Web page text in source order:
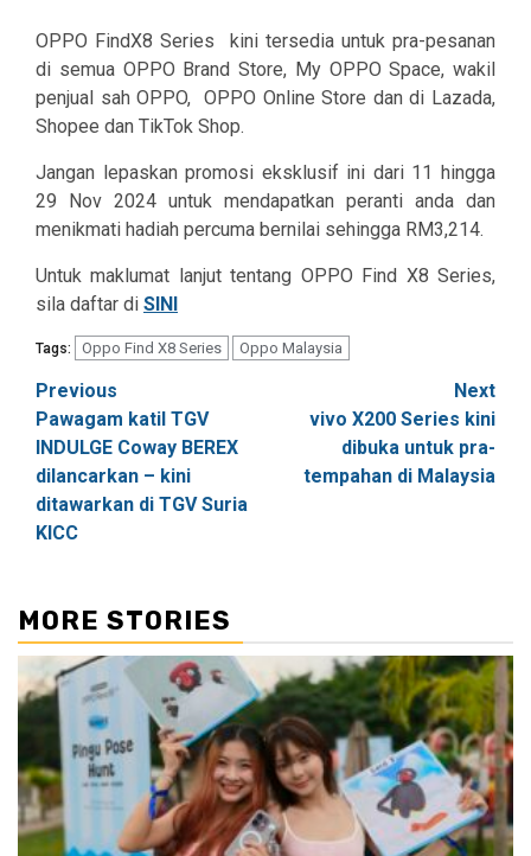
OPPO FindX8 Series kini tersedia untuk pra-pesanan
di semua OPPO Brand Store, My OPPO Space, wakil
penjual sah OPPO, OPPO Online Store dan di Lazada,
Shopee dan TikTok Shop.
Jangan lepaskan promosi eksklusif ini dari 11 hingga
29 Nov 2024 untuk mendapatkan peranti anda dan
menikmati hadiah percuma bernilai sehingga RM3,214.
Untuk maklumat lanjut tentang OPPO Find X8 Series,
sila daftar di SINI
Tags: Oppo Find X8 Series Oppo Malaysia
Post
navigation
Previous
Pawagam katil TGV
INDULGE Coway BEREX
dilancarkan – kini
ditawarkan di TGV Suria
KlCC
Next
vivo X200 Series kini
dibuka untuk pra-
tempahan di Malaysia
MORE STORIES